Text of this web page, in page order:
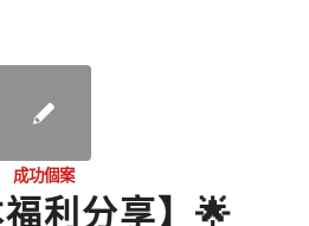
成功個案
利分享】🌟